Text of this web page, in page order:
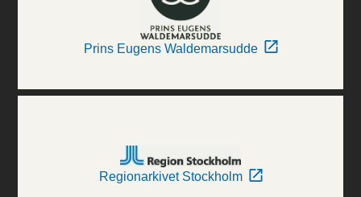
Prins Eugens Waldemarsudde
Regionarkivet Stockholm